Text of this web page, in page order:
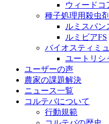
ウィードコ
種子処理用殺虫剤
ルミスパン
ルミビアFS
バイオスティミ
ユートリシ
ユーザーの声
農家の課題解決
ニュース一覧
コルテバについて
行動規範